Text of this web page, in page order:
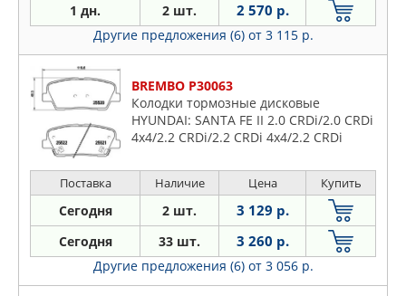
1 дн. 2 шт. 2 570 р.
Другие предложения (6) от 3 115 р.
BREMBO P30063
Колодки тормозные дисковые
HYUNDAI: SANTA FE II 2.0 CRDi/2.0 CRDi
4x4/2.2 CRDi/2.2 CRDi 4x4/2.2 CRDi
4x4/2.7 V6 GLS/2.7 V6 GLS 4x4/3.3 D
Поставка Наличие Цена Купить
Сегодня 2 шт. 3 129 р.
Сегодня 33 шт. 3 260 р.
Другие предложения (6) от 3 056 р.